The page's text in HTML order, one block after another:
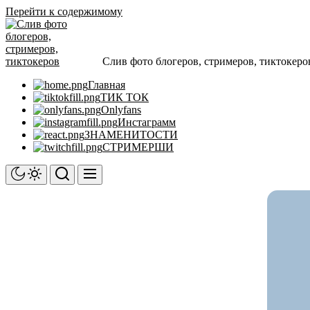
Перейти к содержимому
Слив фото блогеров, стримеров,
Главная
ТИК ТОК
Onlyfans
Инстаграмм
ЗНАМЕНИТОСТИ
СТРИМЕРШИ